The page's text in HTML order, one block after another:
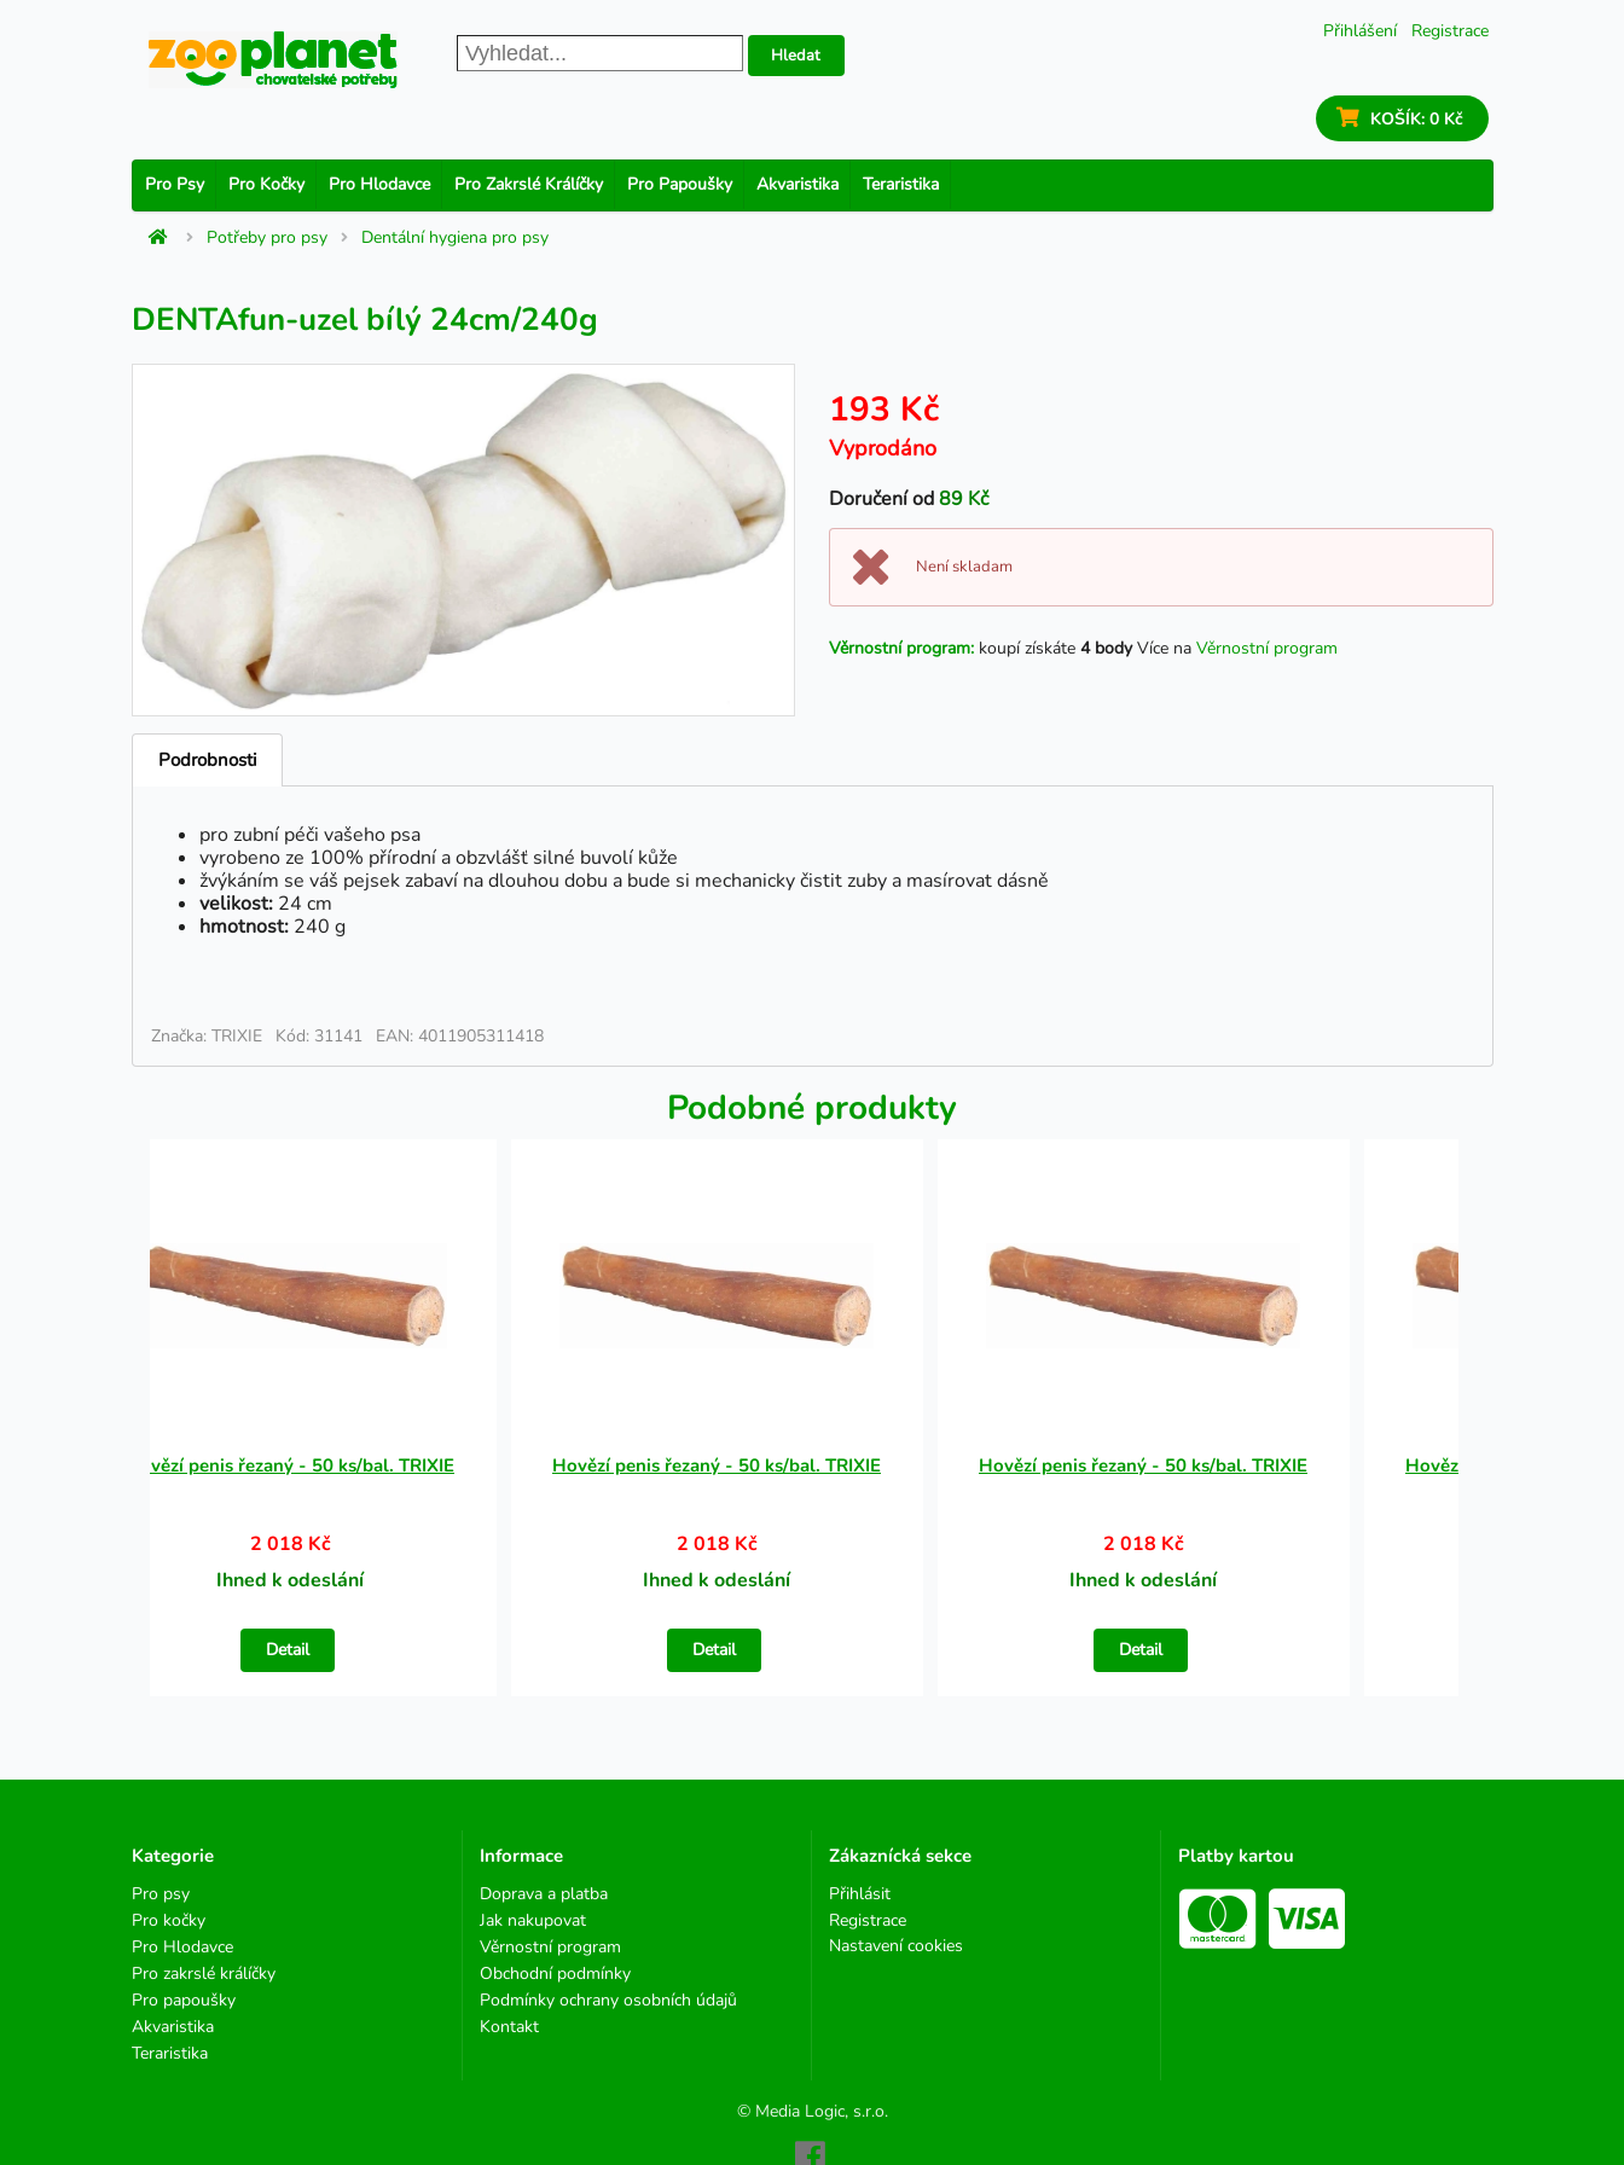
Přihlášení Registrace
Hledat
KOŠÍK: 0 Kč
Pro Psy Pro Kočky Pro Hlodavce Pro Zakrslé Králíčky Pro Papoušky Akvaristika Teraristika
Potřeby pro psy Dentální hygiena pro psy
DENTAfun-uzel bílý 24cm/240g
193 Kč
Vyprodáno
Doručení od89 Kč
Není skladam
Věrnostní program: koupí získáte 4 bodyVíce na Věrnostní program
Podrobnosti
pro zubní péči vašeho psa
vyrobeno ze 100% přírodní a obzvlášť silné buvolí kůže
žvýkáním se váš pejsek zabaví na dlouhou dobu a bude si mechanicky čistit zuby a masírovat dásně
velikost: 24 cm
hmotnost:240 g
Značka: TRIXIE Kód: 31141 EAN: 4011905311418
Podobné produkty
Hovězí penis řezaný - 50 ks/bal. TRIXIE
2 018 Kč
Ihned k odeslání
Detail
Hovězí penis řezaný - 50 ks/bal. TRIXIE
2 018 Kč
Ihned k odeslání
Detail
Hovězí penis řezaný - 50 ks/bal. TRIXIE
2 018 Kč
Ihned k odeslání
Detail
Hovězí penis řezaný - 50
Kategorie
Pro psy
Pro kočky
Pro Hlodavce
Pro zakrslé králíčky
Pro papoušky
Akvaristika
Teraristika
Informace
Doprava a platba
Jak nakupovat
Věrnostní program
Obchodní podmínky
Podmínky ochrany osobních údajů
Kontakt
Zákaznícká sekce
Přihlásit
Registrace
Nastavení cookies
Platby kartou
© Media Logic, s.r.o.